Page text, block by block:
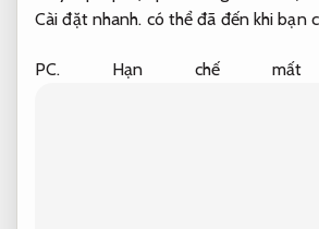
Cài đặt nhanh. có thể đã đến khi bạn
PC. Hạn chế